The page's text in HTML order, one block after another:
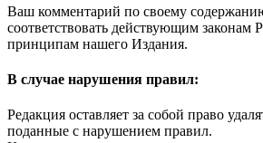
Ваш комментарий по своему
соответствовать действующим законам
принципам нашего Издания.
В случае нарушения правил:
Редакция оставляет за собой право
поданные с нарушением правил.